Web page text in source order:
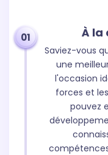
À la
Saviez-vous
une
l'occasion
forces et
pouvez
01